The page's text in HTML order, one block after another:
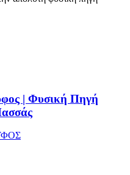
| Φυσική Πηγή